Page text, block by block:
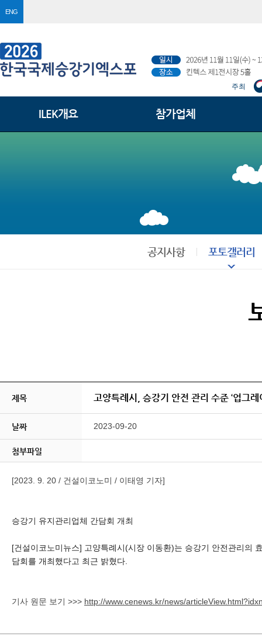
ENG
주최
ILEK개요 참가업체
공지사항 포토갤러리
제목 고양특례시, 승강기 안전 관리 수준 ‘업그레
날짜 2023-09-20
첨부파일
[2023. 9. 20 / 건설이코노미 / 이태영 기자]
승강기 유지관리업체 간담회 개최
[건설이코노미뉴스] 고양특례시(시장 이동환)는 승강기 안전관리의
담회를 개최했다고 최근 밝혔다.
기사 원문 보기 >>> http://www.cenews.kr/news/